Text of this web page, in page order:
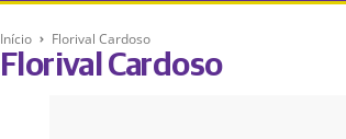
Início Florival Cardoso
Florival Cardoso